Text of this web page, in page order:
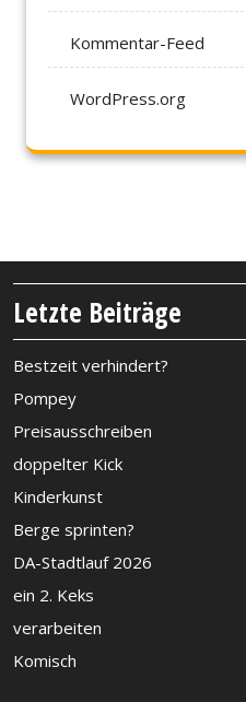
Kommentar-Feed
WordPress.org
Letzte Beiträge
Bestzeit verhindert?
Pompey
Preisausschreiben
doppelter Kick
Kinderkunst
Berge sprinten?
DA-Stadtlauf 2026
ein 2. Keks
verarbeiten
Komisch